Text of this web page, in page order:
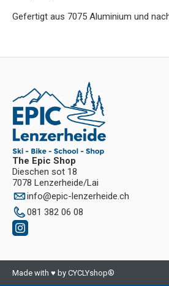
Gefertigt aus 7075 Aluminium und
The Epic Shop
Dieschen sot 18
7078 Lenzerheide/Lai
info@epic-lenzerheide.ch
081 382 06 08
Made with ♥ by CYCLYshop®